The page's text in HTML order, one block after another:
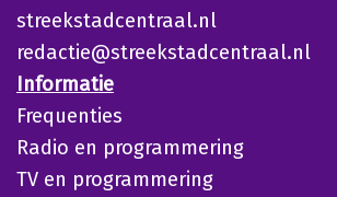
streekstadcentraal.nl
redactie@streekstadcentraal.nl
Informatie
Frequenties
Radio en programmering
TV en programmering